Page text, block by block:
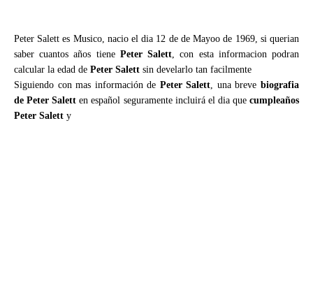
Peter Salett es Musico, nacio el dia 12 de de Mayoo de 1969, si querian
saber cuantos años tiene Peter Salett, con esta informacion podran
calcular la edad de Peter Salett sin develarlo tan facilmente
Siguiendo con mas información de Peter Salett, una brevebiografia
de Peter Salett en español seguramente incluirá el dia quecumpleaños
Peter Salett y